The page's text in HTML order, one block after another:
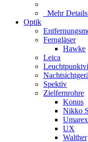
Mehr
Optik
Ferngläser
Hawke
Leica
Spektiv
Zielfernrohre
Konus
Nikko
Umarex
UX
Walther